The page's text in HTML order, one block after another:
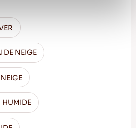
DE NEIGE
HUMIDE